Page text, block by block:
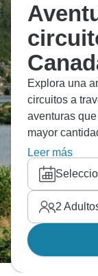
Explora una
circuitos a
aventuras
mayor
también la
Leer más
2